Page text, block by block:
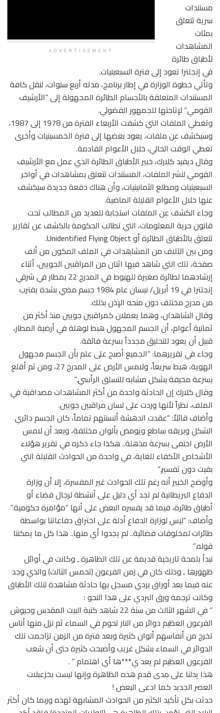
ADVERTISEMENT
مستندات
سرية تتعلق
بمئات
المشاهدات
لأطباق طائرة
في إنجلترا تعود إلى فترة السبعينيات.
وتأتي خطوة الوزارة في إطار برنامج، مدته أربع سنوات، لنقل كافة
المستندات المتعلقة بالأجسام الطائرة المجهولة إلى “الأرشيف
القومي” لإتاحتها للجمهور الفضولي.
وتغطي الملفات التي كشفت الأربعاء الفترة من 1978 إلى 1987،
وسيكشف عن ملفات، يعود بعضها إلى فترة الخمسينيات وأخرى
تغطي الوقت الحالي، خلال الأعوام القادمة.
وقال ديفيد كلارك، خبير الأطباق الطائرة الذي عمل مع الأرشيف
القومي لنشر الملفات، المستندات تتعلق بمشاهدات في أواخر
السبعينيات ومطلع الثمانينيات، وأن هناك دفعة جديدة سيكشف
عنها خلال الأعوام القليلة الماضية.
وجاء الكشف عن الملفات استجابة للعديد من المطالب تحت
قانون حرية المعلومات، التي تطالب الحكومة بالكشف عن تقارير
تتعلق بالأطباق الطائرة أو Unidentified Flying Object.
ومن بين الآلاف من المشاهدات في الملف المكون من ألف
صفحة، تلك التي شاهد فيها اثنان من المراقبين الجويين، أثناء
إرشادهما لطائرة صغيرة للهبوط في المدرج 22 بمطار في شرقي
إنجلترا في 19 أبريل/ نيسان عام 1984 جسم مضي بشدة يقترب
من مدرج مختلف دون منحه الإذن بذلك.
وقال الشاهدان، وهما يعملان كمراقبين جويين منذ أكثر من
ثمانية أعوام، أن الجسم المجهول هبط لوهلة في أرضية المطار،
قبيل أن يعود للتحليق مجدداً بسرعة فائقة.
وجاء في تقريرهما: “الجميع أصبح على علم بأن الجسم مجهول
الهوية، هبط سريعاً، ولامس الأرض على المدرج 27، ومن ثم أقلع
بسرعة مخيفة بشكل مشابه للتسلق الرأسي.”
وقال كلارك إن الحادثة واحدة من أكثر المشاهدات مصداقية في
الملف، نظراً لأنها وردت على لسان مراقبين جويين.
وأضاف قائلاً: “عقدت الدهشة ألسنتهم تماماً، كان الجسم دائري
الشكل وبريقه ساطع ويومض بألوان مختلفة، وبعد أن لامس
الأرض اختفى بسرعة مذهلة.. هكذا جاء ذكره في تقرير هؤلاء
الأشخاص الأكفاء للغاية، في واحدة من الحوادث القليلة التي
بقيت دون تفسير.”
وأوضح الخبير أنه رغم تلك الحوادث غير المفسرة، إلا أن وزارة
الدفاع البريطانية لم تجد أي دليل على أنشطة لرجال فضاء أو
أطباق طائرة، فيما قد يفسره البعض على أنها “مؤامرة حكومية.”
وأضاف: “ليس لوزارة الدفاع أدلة على اختراق دفاعاتنا بواسطة
طائرات لمخلوقات فضائية.. لم يجدوا أي منها.. هذا كل ما يمكننا
قوله.”
نبدأ بلمحة تاريخية قديمة عن تلك الظاهرة ـ وكانت في أوائل
ظهورها ـ وذلك كان في زمن الفرعون (تحمس الثالث) والذي وجد
عنه فيما بعد أوراق بردي مسجل بها حادثة مشاهدة لتلك الأطباق
وكانت ترجمة ورق البردي على هذا النحو :
” في الشهر الثالث من سنة 22 شاهد كتبة البيت المقدس وجيوش
الفرعون العظيم دوائر من النار تحوم في السماء ثم نزل منها أناس
تخرج من أنفاسهم ألوان كثيرة وبعد فترة من الزمن تزاحمت تلك
الدوائر في السماء بشكل غريب وأصبحت كثيرة حتى أن شعب
الفرعون العظيم لم يعد ي***ها أي اهتمام ” .
هذا يدلنا على مدى قدم هذه الظاهرة وإنها ليست بخزعبلات
العصر الجديد كما ادعى البعض !
حدثت بكل تأكيد الكثير من الحوادث المشابهة لهذه وربما كان أكثر